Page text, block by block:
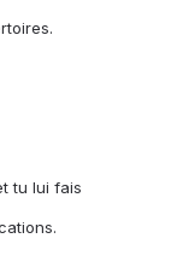
tu lui fais